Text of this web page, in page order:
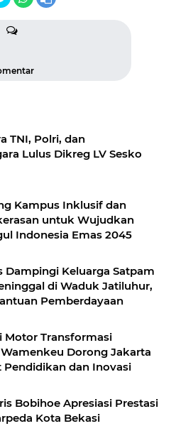
TNI, Polri, dan
Lulus Dikreg LV Sesko
Kampus Inklusif dan
untuk Wujudkan
Indonesia Emas 2045
Dampingi Keluarga Satpam
di Waduk Jatiluhur,
Pemberdayaan
Motor Transformasi
Dorong Jakarta
Pendidikan dan Inovasi
Bobihoe Apresiasi Prestasi
Kota Bekasi